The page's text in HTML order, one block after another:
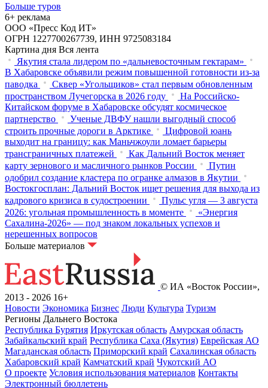
Больше туров
6+ реклама
ООО «Пресс Код ИТ»
ОГРН 1227700267739, ИНН 9725083184
Картина дня Вся лента
Якутия стала лидером по «дальневосточным гектарам»
В Хабаровске объявили режим повышенной готовности из‑за
паводка
Сквер «Угольщиков» стал первым обновленным
пространством Лучегорска в 2026 году
На Российско-
Китайском форуме в Хабаровске обсудят космическое
партнерство
Ученые ДВФУ нашли выгодный способ
строить прочные дороги в Арктике
Цифровой юань
выходит на границу: как Маньчжоули ломает барьеры
трансграничных платежей
Как Дальний Восток меняет
карту зернового и масличного рынков России
Путин
одобрил создание кластера по огранке алмазов в Якутии
Востокгосплан: Дальний Восток ищет решения для выхода из
кадрового кризиса в судостроении
Пульс угля — 3 августа
2026: угольная промышленность в моменте
«Энергия
Сахалина-2026» — под знаком локальных успехов и
нерешенных вопросов
Больше материалов
© ИА «Восток России»,
2013 - 2026 16+
Новости Экономика Бизнес Люди Культура Туризм
Регионы Дальнего Востока
Республика Бурятия Иркутская область Амурская область
Забайкальский край Республика Саха (Якутия) Еврейская АО
Магаданская область Приморский край Сахалинская область
Хабаровский край Камчатский край Чукотский АО
О проекте Условия использования материалов Контакты
Электронный бюллетень